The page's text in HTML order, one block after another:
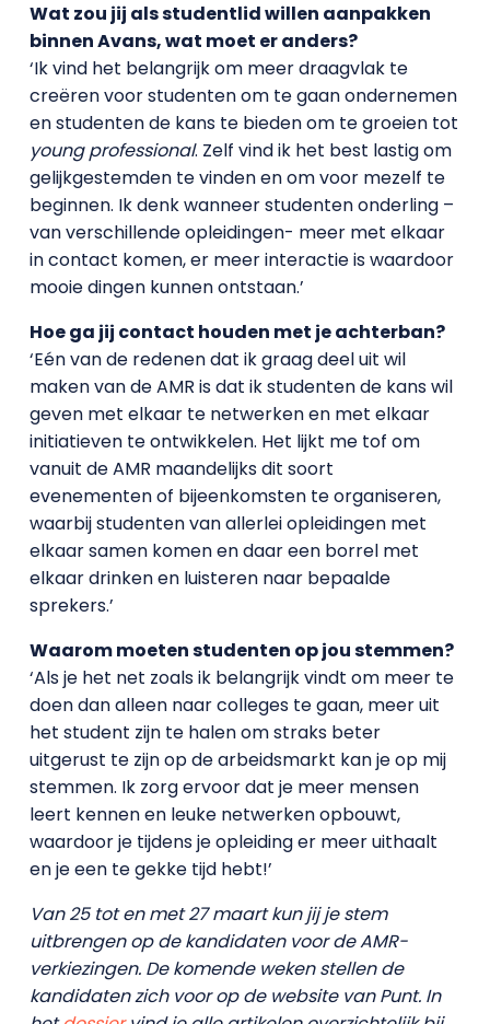
Wat zou jij als studentlid willen aanpakken
binnen Avans, wat moet er anders?
‘Ik vind het belangrijk om meer draagvlak te
creëren voor studenten om te gaan ondernemen
en studenten de kans te bieden om te groeien tot
young professional. Zelf vind ik het best lastig om
gelijkgestemden te vinden en om voor mezelf te
beginnen. Ik denk wanneer studenten onderling –
van verschillende opleidingen- meer met elkaar
in contact komen, er meer interactie is waardoor
mooie dingen kunnen ontstaan.’
Hoe ga jij contact houden met je achterban?
‘Eén van de redenen dat ik graag deel uit wil
maken van de AMR is dat ik studenten de kans wil
geven met elkaar te netwerken en met elkaar
initiatieven te ontwikkelen. Het lijkt me tof om
vanuit de AMR maandelijks dit soort
evenementen of bijeenkomsten te organiseren,
waarbij studenten van allerlei opleidingen met
elkaar samen komen en daar een borrel met
elkaar drinken en luisteren naar bepaalde
sprekers.’
Waarom moeten studenten op jou stemmen?
‘Als je het net zoals ik belangrijk vindt om meer te
doen dan alleen naar colleges te gaan, meer uit
het student zijn te halen om straks beter
uitgerust te zijn op de arbeidsmarkt kan je op mij
stemmen. Ik zorg ervoor dat je meer mensen
leert kennen en leuke netwerken opbouwt,
waardoor je tijdens je opleiding er meer uithaalt
en je een te gekke tijd hebt!’
Van 25 tot en met 27 maart kun jij je stem
uitbrengen op de kandidaten voor de AMR-
verkiezingen. De komende weken stellen de
kandidaten zich voor op de website van Punt. In